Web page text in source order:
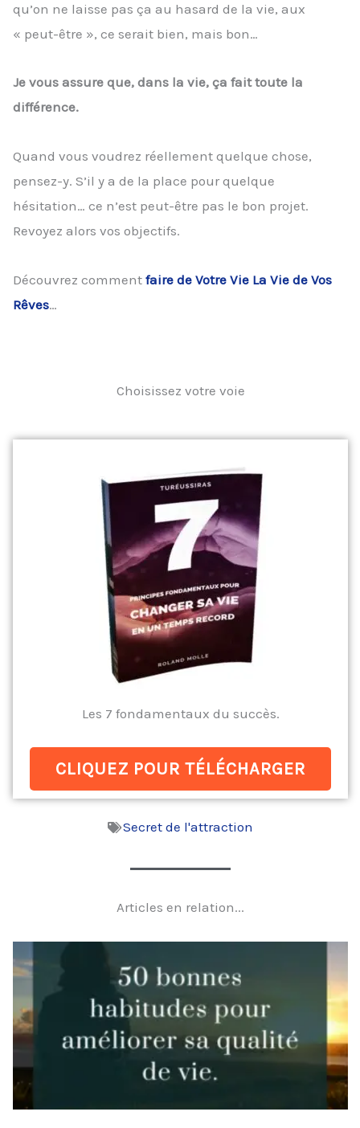
qu’on ne laisse pas ça au hasard de la vie, aux
« peut-être », ce serait bien, mais bon…
Je vous assure que, dans la vie, ça fait toute la
différence.
Quand vous voudrez réellement quelque chose,
pensez-y. S’il y a de la place pour quelque
hésitation… ce n’est peut-être pas le bon projet.
Revoyez alors vos objectifs.
Découvrez comment faire de Votre Vie La Vie de Vos
Rêves…
Choisissez votre voie
Les 7 fondamentaux du succès.
CLIQUEZ POUR TÉLÉCHARGER
Secret de l'attraction
Articles en relation...